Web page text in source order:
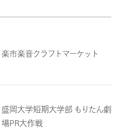
楽市楽音クラフトマーケット
盛岡大学短期大学部 もりたん劇
場PR大作戦